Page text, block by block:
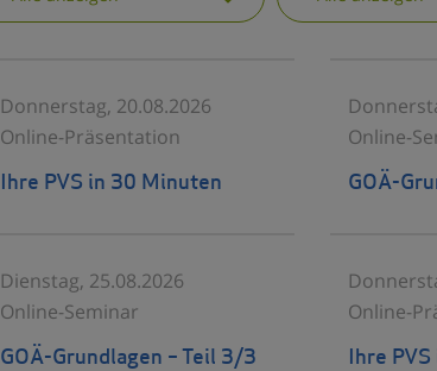
Donnerstag, 20.08.2026
Online-Präsentation
Ihre PVS in 30 Minuten
Online-
GOÄ-
Dienstag, 25.08.2026
Online-Seminar
GOÄ-Grundlagen – Teil 3/3
Online-
Ihre